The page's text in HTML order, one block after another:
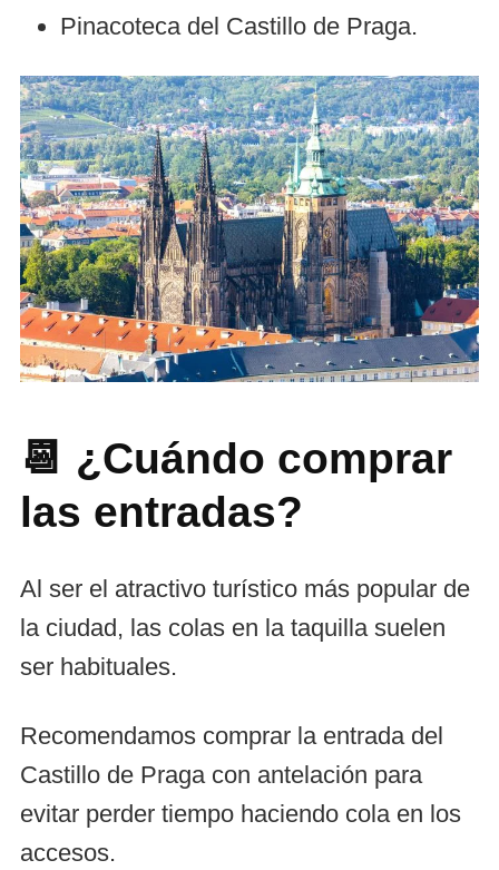
Pinacoteca del Castillo de Praga.
📆 ¿Cuándo comprar
las entradas?
Al ser el atractivo turístico más popular de
la ciudad, las colas en la taquilla suelen
ser habituales.
Recomendamos comprar la entrada del
Castillo de Praga con antelación para
evitar perder tiempo haciendo cola en los
accesos.